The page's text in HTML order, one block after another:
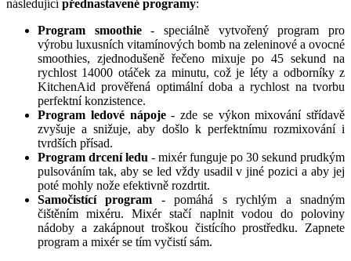
následujícípřednastavené programy:
Program smoothie- speciálně vytvořený program pro
výrobu luxusních vitamínových bomb na zeleninové a ovocné
smoothies, zjednodušeně řečeno mixuje po 45 sekund na
rychlost 14000 otáček za minutu, což je léty a odborníky z
KitchenAid prověřená optimální doba a rychlost na tvorbu
perfektní konzistence.
Program ledové nápoje- zde se výkon mixování střídavě
zvyšuje a snižuje, aby došlo k perfektnímu rozmixování i
tvrdších přísad.
Program drcení ledu - mixér funguje po 30 sekund prudkým
pulsováním tak, aby se led vždy usadil v jiné pozici a aby jej
poté mohly nože efektivně rozdrtit.
Samočistící program - pomáhá s rychlým a snadným
čištěním mixéru. Mixér stačí naplnit vodou do poloviny
nádoby a zakápnout troškou čistícího prostředku. Zapnete
program a mixér se tím vyčistí sám.